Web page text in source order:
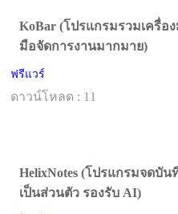
KoBar (โปรแกรมรวมเครื่อ
มือจัดการงานมากมาย)
ฟรีแวร์
ดาวน์โหลด : 11
HelixNotes (โปรแกรมจดบั
เป็นส่วนตัว รองรับ AI)